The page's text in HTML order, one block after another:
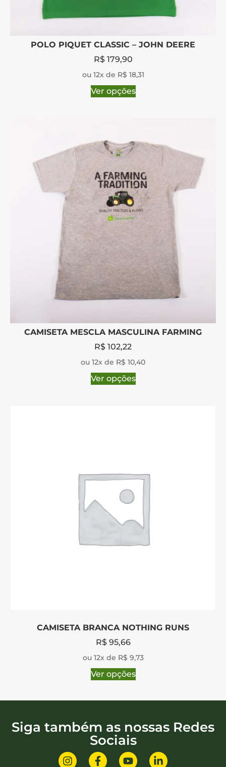
POLO PIQUET CLASSIC – JOHN DEERE
R$179,90
ou 12x de R$ 18,31
Ver opções
CAMISETA MESCLA MASCULINA FARMING
R$ 102,22
ou 12x de R$ 10,40
Ver opções
CAMISETA BRANCA NOTHING RUNS
R$95,66
ou 12x de R$ 9,73
Ver opções
Siga também as nossas Redes
Sociais